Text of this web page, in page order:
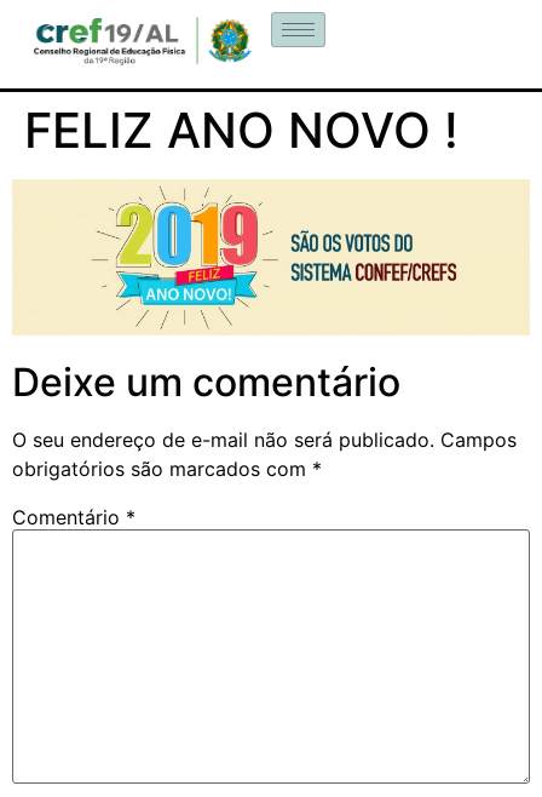
FELIZ ANO NOVO !
Deixe um comentário
O seu endereço de e-mail não será publicado. Campos
obrigatórios são marcados com *
Comentário *